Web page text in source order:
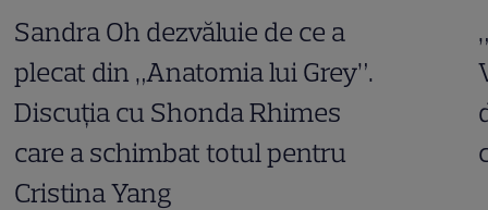
Sandra Oh dezvăluie de ce a
plecat din „Anatomia lui Grey”.
Discuția cu Shonda Rhimes
care a schimbat totul pentru
Cristina Yang